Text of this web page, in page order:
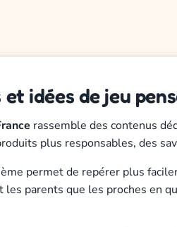
idées de jeu
rassemble des contenus
plus responsables, des
permet de repérer plus
les parents que les proches en